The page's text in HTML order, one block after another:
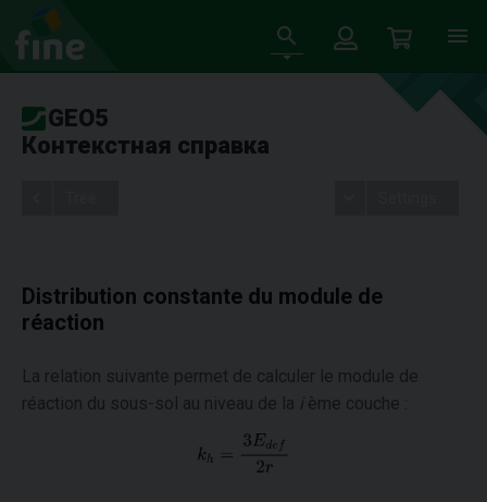
GEO5
Контекстная справка
Distribution constante du module de
réaction
La relation suivante permet de calculer le module de
réaction du sous-sol au niveau de la ième couche :